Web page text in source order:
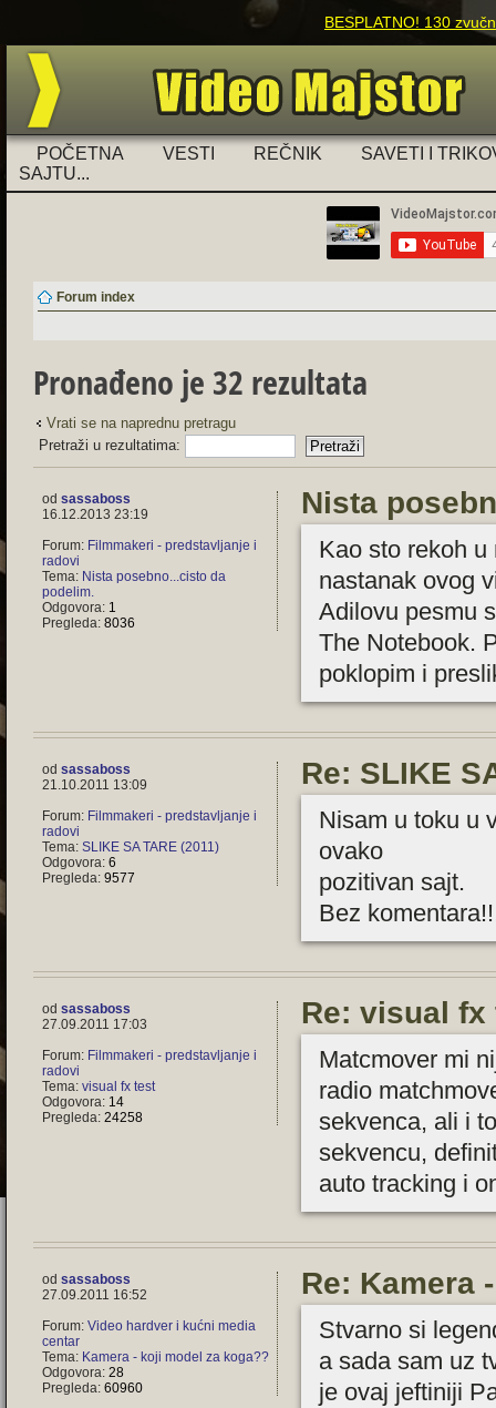
BESPLATNO! 130
POČETNA VESTI REČNIK
SAVETI I
SAJTU...
Forum index
Pronađeno je 32 rezultata
Vrati se na naprednu pretragu
Pretraži u rezultatima:
Nista
Kao sto rekoh
nastanak ovog
Adilovu pesmu
The Notebook.
poklopim i
od sassaboss
16.12.2013 23:19
Forum: Filmmakeri - predstavljanje i
radovi
Tema: Nista posebno...cisto da
podelim.
Odgovora: 1
Pregleda: 8036
Re: SLIKE
Nisam u toku u
ovako
pozitivan sajt.
Bez
od sassaboss
21.10.2011 13:09
Forum: Filmmakeri - predstavljanje i
radovi
Tema: SLIKE SA TARE (2011)
Odgovora: 6
Pregleda: 9577
Re: visual fx
Matcmover mi
radio
sekvenca, ali i
sekvencu,
auto tracking i
od sassaboss
27.09.2011 17:03
Forum: Filmmakeri - predstavljanje i
radovi
Tema: visual fx test
Odgovora: 14
Pregleda: 24258
Re: Kamera
Stvarno si
a sada sam uz
je ovaj jeftiniji
od sassaboss
27.09.2011 16:52
Forum: Video hardver i kućni media
centar
Tema: Kamera - koji model za koga??
Odgovora: 28
Pregleda: 60960